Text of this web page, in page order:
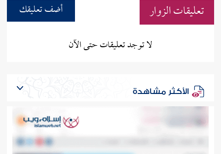
تعليقات الزوار
أضف تعليقك
لا توجد تعليقات حتى الآن
الأكثر مشاهدة